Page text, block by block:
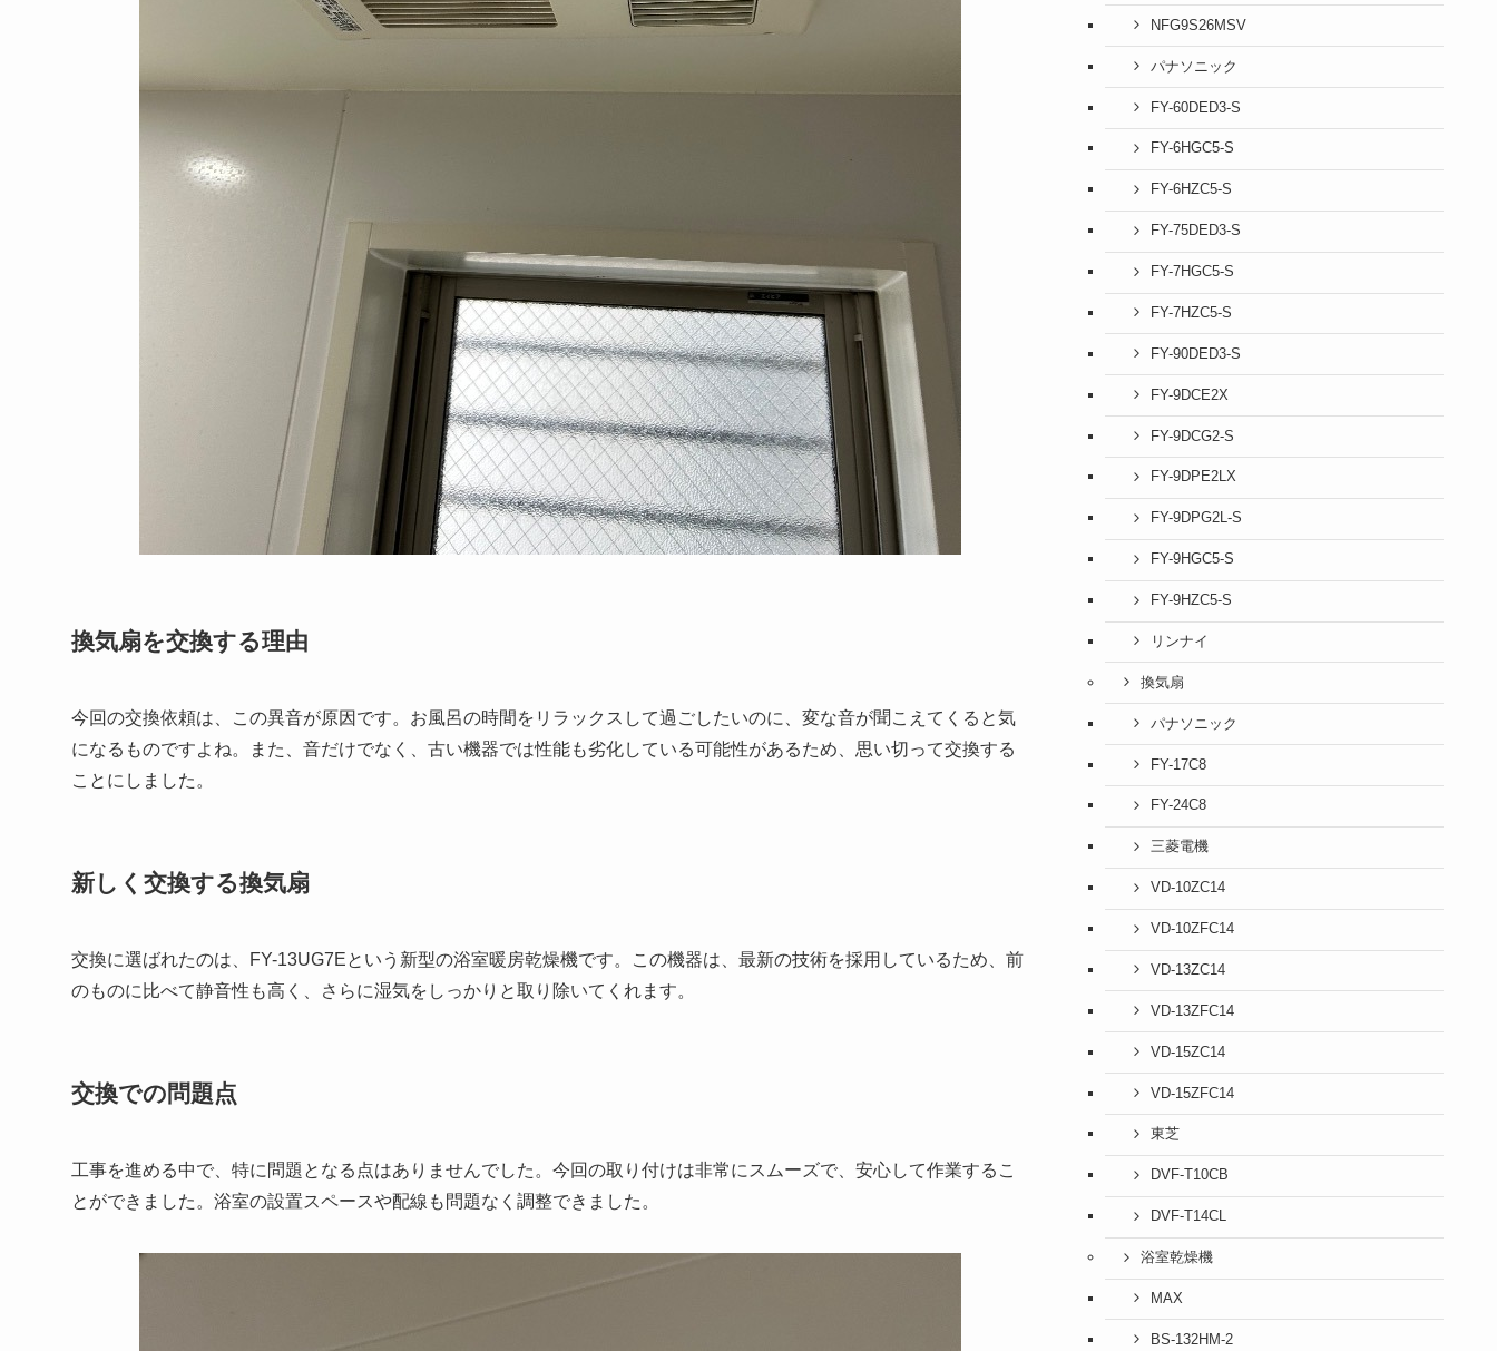
換気扇を交換する理由
今回の交換依頼は、この異音が原因です。お風呂の時間をリラックスして過ごしたいのに、変な音が聞こえてくると気
になるものですよね。また、音だけでなく、古い機器では性能も劣化している可能性があるため、思い切って交換する
ことにしました。
新しく交換する換気扇
交換に選ばれたのは、FY-13UG7Eという新型の浴室暖房乾燥機です。この機器は、最新の技術を採用しているため、前
のものに比べて静音性も高く、さらに湿気をしっかりと取り除いてくれます。
交換での問題点
工事を進める中で、特に問題となる点はありませんでした。今回の取り付けは非常にスムーズで、安心して作業するこ
とができました。浴室の設置スペースや配線も問題なく調整できました。
NFG9S26MSV
パナソニック
FY-60DED3-S
FY-6HGC5-S
FY-6HZC5-S
FY-75DED3-S
FY-7HGC5-S
FY-7HZC5-S
FY-90DED3-S
FY-9DCE2X
FY-9DCG2-S
FY-9DPE2LX
FY-9DPG2L-S
FY-9HGC5-S
FY-9HZC5-S
リンナイ
換気扇
パナソニック
FY-17C8
FY-24C8
三菱電機
VD-10ZC14
VD-10ZFC14
VD-13ZC14
VD-13ZFC14
VD-15ZC14
VD-15ZFC14
東芝
DVF-T10CB
DVF-T14CL
浴室乾燥機
MAX
BS-132HM-2